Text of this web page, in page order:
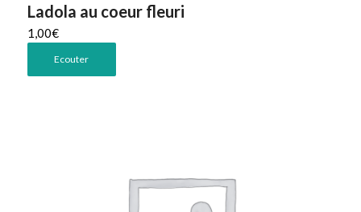
Ladola au coeur fleuri
1,00€
Ecouter